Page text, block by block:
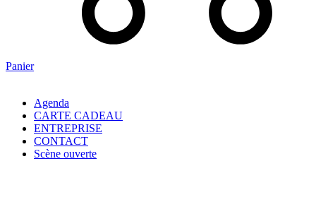
Panier
Agenda
CARTE CADEAU
ENTREPRISE
CONTACT
Scène ouverte